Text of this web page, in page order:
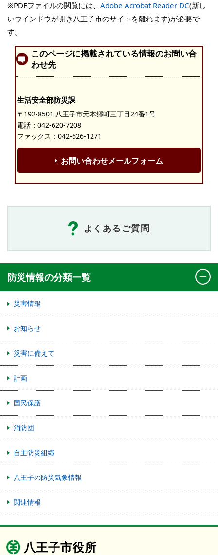
※PDFファイルの閲覧には、 Adobe Acrobat Reader DC(新し
いウインドウが開き八王子市のサイトを離れます)が必要で
す。
このページに掲載されている情報のお問い合
わせ先
生活安全部防災課
〒192-8501 八王子市元本郷町三丁目24番1号
電話： 042-620-7208
ファックス：042-626-1271
お問い合わせメールフォーム
よくあるご質問
防災情報の分類一覧
災害情報
お知らせ
災害に備えて
計画
国民保護
消防団
自主防災組織
八王子の防災気象情報
関連情報
八王子市役所